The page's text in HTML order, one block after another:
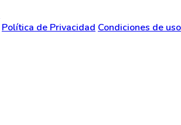
Política de Privacidad Condiciones de uso